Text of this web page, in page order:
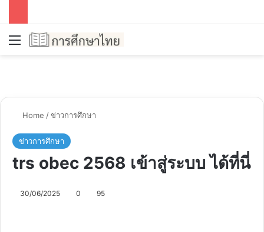
Menu
Home /ข่าวการศึกษา
ข่าวการศึกษา
trs obec 2568 เข้าสู่ระบบ ได้ที่นี่
30/06/2025 0 95